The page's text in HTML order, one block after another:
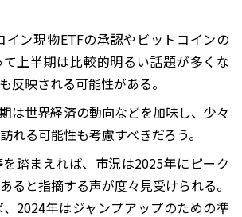
イン現物ETFの承認やビットコインの
上半期は比較的明るい話題が多くな
反映される可能性がある。
は世界経済の動向などを加味し、少々
れる可能性も考慮すべきだろう。
踏まえれば、市況は2025年にピーク
ると指摘する声が度々見受けられる。
2024年はジャンプアップのための準